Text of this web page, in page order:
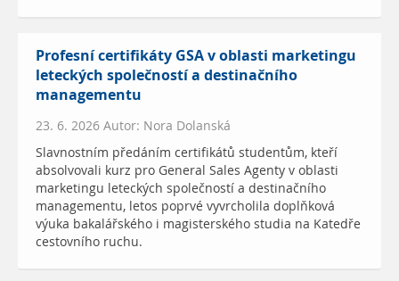
Profesní certifikáty GSA v oblasti marketingu
leteckých společností a destinačního
managementu
23. 6. 2026 Autor: Nora Dolanská
Slavnostním předáním certifikátů studentům, kteří
absolvovali kurz pro General Sales Agenty v oblasti
marketingu leteckých společností a destinačního
managementu, letos poprvé vyvrcholila doplňková
výuka bakalářského i magisterského studia na Katedře
cestovního ruchu.